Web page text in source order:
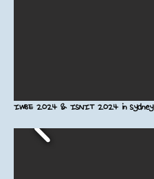
IWBE 2024 & ISNIT 2024 in Sydney